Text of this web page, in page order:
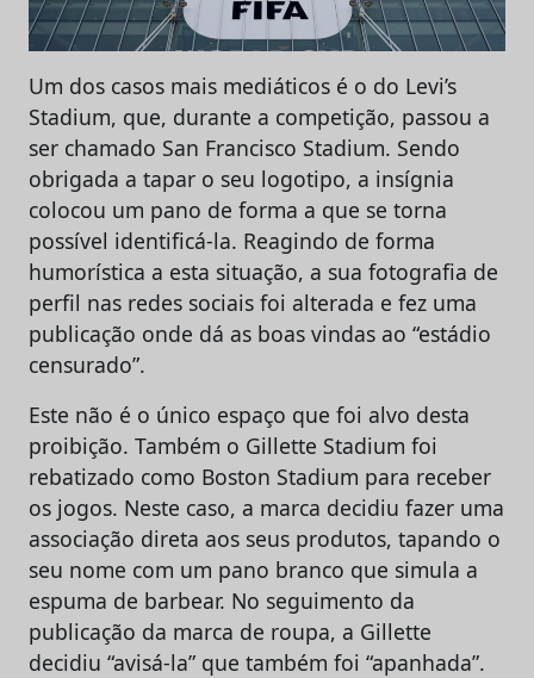
Um dos casos mais mediáticos é o do Levi’s
Stadium, que, durante a competição, passou a
ser chamado San Francisco Stadium. Sendo
obrigada a tapar o seu logotipo, a insígnia
colocou um pano de forma a que se torna
possível identificá-la. Reagindo de forma
humorística a esta situação, a sua fotografia de
perfil nas redes sociais foi alterada e fez uma
publicação onde dá as boas vindas ao “estádio
censurado”.
Este não é o único espaço que foi alvo desta
proibição. Também o Gillette Stadium foi
rebatizado como Boston Stadium para receber
os jogos. Neste caso, a marca decidiu fazer uma
associação direta aos seus produtos, tapando o
seu nome com um pano branco que simula a
espuma de barbear. No seguimento da
publicação da marca de roupa, a Gillette
decidiu “avisá-la” que também foi “apanhada”.